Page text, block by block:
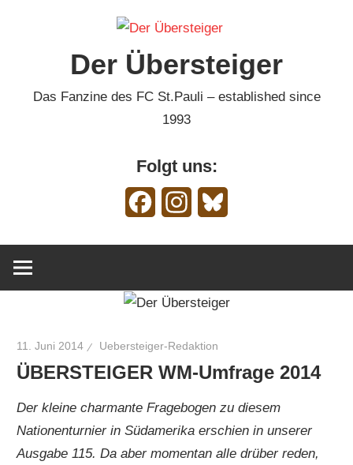
Der Übersteiger
Das Fanzine des FC St.Pauli – established since
1993
Folgt uns:
FacebookInstagram
11. Juni 2014 Uebersteiger-Redaktion
ÜBERSTEIGER WM-Umfrage 2014
Der kleine charmante Fragebogen zu diesem
Nationenturnier in Südamerika erschien in unserer
Ausgabe 115. Da aber momentan alle drüber reden,